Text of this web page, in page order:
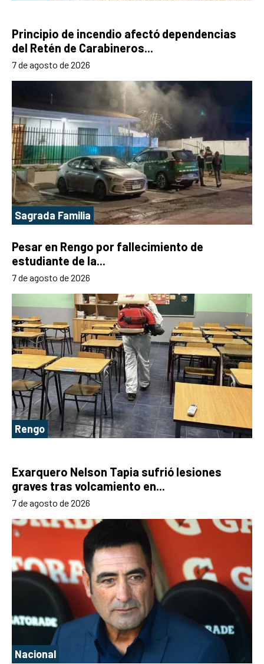
Principio de incendio afectó dependencias
del Retén de Carabineros...
7 de agosto de 2026
Sagrada Familia
Pesar en Rengo por fallecimiento de
estudiante de la...
7 de agosto de 2026
Rengo
Exarquero Nelson Tapia sufrió lesiones
graves tras volcamiento en...
7 de agosto de 2026
Nacional